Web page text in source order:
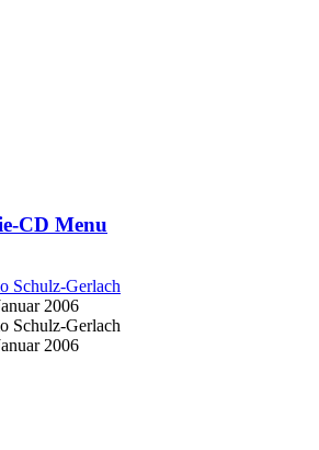
CD Menu
Schulz-Gerlach
2006
Schulz-Gerlach
2006